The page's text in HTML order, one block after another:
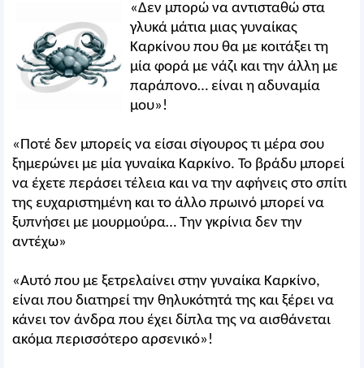
«Δεν μπορώ να αντισταθώ στα
γλυκά μάτια μιας γυναίκας
Καρκίνου που θα με κοιτάξει τη
μία φορά με νάζι και την άλλη με
παράπονο… είναι η αδυναμία
μου»!
«Ποτέ δεν μπορείς να είσαι σίγουρος τι μέρα σου
ξημερώνει με μία γυναίκα Καρκίνο. Το βράδυ μπορεί
να έχετε περάσει τέλεια και να την αφήνεις στο σπίτι
της ευχαριστημένη και το άλλο πρωινό μπορεί να
ξυπνήσει με μουρμούρα… Την γκρίνια δεν την
αντέχω»
«Αυτό που με ξετρελαίνει στην γυναίκα Καρκίνο,
είναι που διατηρεί την θηλυκότητά της και ξέρει να
κάνει τον άνδρα που έχει δίπλα της να αισθάνεται
ακόμα περισσότερο αρσενικό»!